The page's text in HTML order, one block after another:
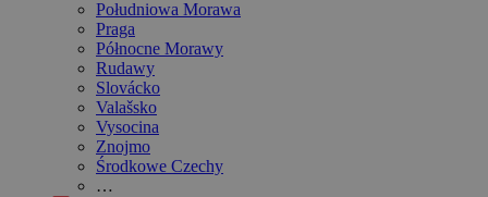
Południowa Morawa
Praga
Północne Morawy
Rudawy
Slovácko
Valašsko
Vysocina
Znojmo
Środkowe Czechy
…